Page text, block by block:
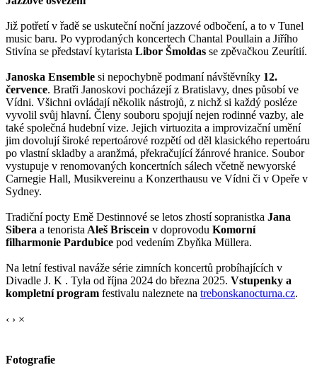
Již potřetí v řadě se uskuteční noční jazzové odbočení, a to v Tunel
music baru. Po vyprodaných koncertech Chantal Poullain a Jiřího
Stivína se představí kytarista Libor Šmoldas se zpěvačkou Zeurítií.
Janoska Ensemble si nepochybně podmaní návštěvníky 12.
července. Bratři Janoskovi pocházejí z Bratislavy, dnes působí ve
Vídni. Všichni ovládají několik nástrojů, z nichž si každý posléze
vyvolil svůj hlavní. Členy souboru spojují nejen rodinné vazby, ale
také společná hudební vize. Jejich virtuozita a improvizační umění
jim dovolují široké repertoárové rozpětí od děl klasického repertoáru
po vlastní skladby a aranžmá, překračující žánrové hranice. Soubor
vystupuje v renomovaných koncertních sálech včetně newyorské
Carnegie Hall, Musikvereinu a Konzerthausu ve Vídni či v Opeře v
Sydney.
Tradiční pocty Emě Destinnové se letos zhostí sopranistka Jana
Sibera a tenorista Aleš Briscein v doprovodu Komorní
filharmonie Pardubice pod vedením Zbyňka Müllera.
Na letní festival naváže série zimních koncertů probíhajících v
Divadle J. K . Tyla od října 2024 do března 2025. Vstupenky a
kompletní program festivalu naleznete na trebonskanocturna.cz.
‹ › ×
Fotografie